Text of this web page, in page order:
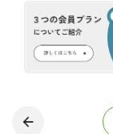
は400haに増やす
このほか、「ひな
500万円）によっ
向けに、技術の習
経費を補助する。
で講じた強化対策
打ち、再造林率を